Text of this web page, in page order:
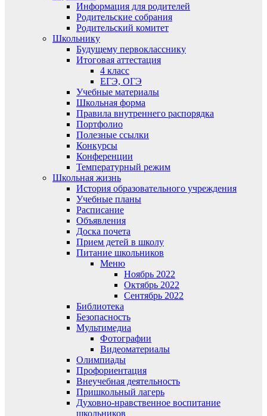
Информация для родителей
Родительские собрания
Родительский комитет
Школьнику
Будущему первокласснику
Итоговая аттестация
4 класс
ЕГЭ, ОГЭ
Учебные материалы
Школьная форма
Правила внутреннего распорядка
Портфолио
Полезные ссылки
Конкурсы
Конференции
Температурный режим
Школьная жизнь
История образовательного учреждения
Учебные планы
Расписание
Объявления
Доска почета
Прием детей в школу
Питание школьников
Меню
Ноябрь 2022
Октябрь 2022
Сентябрь 2022
Библиотека
Безопасность
Мультимедиа
Фотографии
Видеоматериалы
Олимпиады
Профориентация
Внеучебная деятельность
Пришкольный лагерь
Духовно-нравственное воспитание
школьников